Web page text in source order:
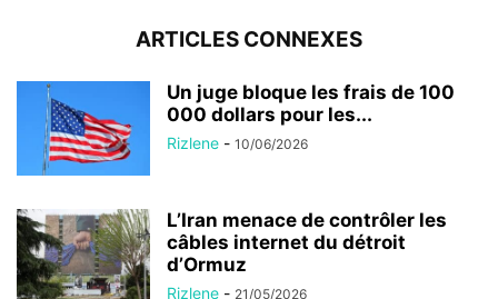
ARTICLES CONNEXES
Un juge bloque les frais de 100
000 dollars pour les...
Rizlene - 10/06/2026
L’Iran menace de contrôler les
câbles internet du détroit
d’Ormuz
Rizlene - 21/05/2026